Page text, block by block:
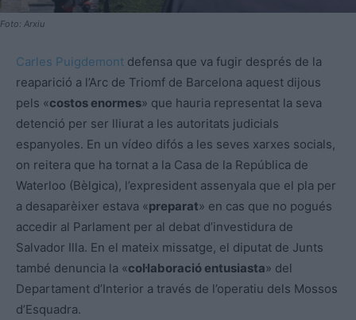
Foto: Arxiu
Carles Puigdemont defensa que va fugir després de la
reaparició a l’Arc de Triomf de Barcelona aquest dijous
pels «costos enormes» que hauria representat la seva
detenció per ser lliurat a les autoritats judicials
espanyoles. En un vídeo difós a les seves xarxes socials,
on reitera que ha tornat a la Casa de la República de
Waterloo (Bèlgica), l’expresident assenyala que el pla per
a desaparèixer estava «preparat» en cas que no pogués
accedir al Parlament per al debat d’investidura de
Salvador Illa. En el mateix missatge, el diputat de Junts
també denuncia la «col·laboració entusiasta» del
Departament d’Interior a través de l’operatiu dels Mossos
d’Esquadra.